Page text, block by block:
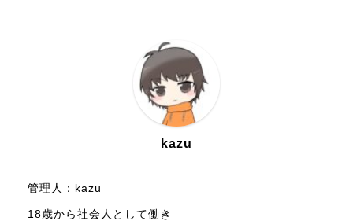
kazu
管理人：kazu
18歳から社会人として働き